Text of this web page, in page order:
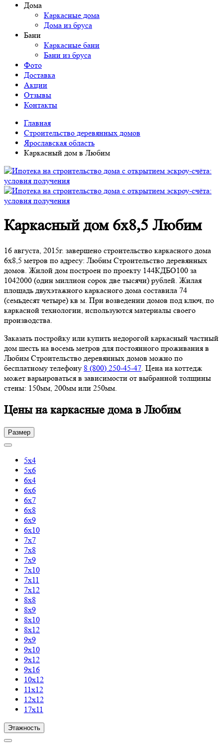
Дома
Каркасные дома
Дома из бруса
Бани
Каркасные бани
Бани из бруса
Фото
Доставка
Акции
Отзывы
Контакты
Главная
Строительство деревянных домов
Ярославская область
Каркасный дом в Любим
Каркасный дом 6х8,5 Любим
16 августа, 2015г. завершено строительство каркасного дома
6х8,5 метров по адресу: Любим Строительство деревянных
домов. Жилой дом построен по проекту 144КДБО100 за
1042000 (один миллион сорок две тысячи) рублей. Жилая
площадь двухэтажного каркасного дома составила 74
(семьдесят четыре) кв м. При возведении домов под ключ, по
каркасной технологии, используются материалы своего
производства.
Заказать постройку или купить недорогой каркасный частный
дом шесть на восемь метров для постоянного проживания в
Любим Строительство деревянных домов можно по
бесплатному телефону 8 (800) 250-45-47. Цена на коттедж
может варьироваться в зависимости от выбранной толщины
стены: 150мм, 200мм или 250мм.
Цены на каркасные дома в Любим
Размер
5х4
5х6
6х4
6х6
6х7
6х8
6х9
6х10
7х7
7х8
7х9
7х10
7х11
7х12
8х8
8х9
8х10
8х12
9х9
9х10
9х12
9х16
10х12
11х12
12х12
17х11
Этажность